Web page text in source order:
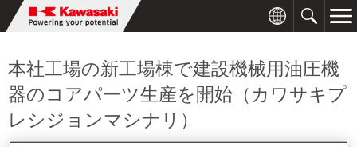
本社工場の新工場棟で建設機械用油圧機
器のコアパーツ生産を開始（カワサキプ
レシジョンマシナリ）